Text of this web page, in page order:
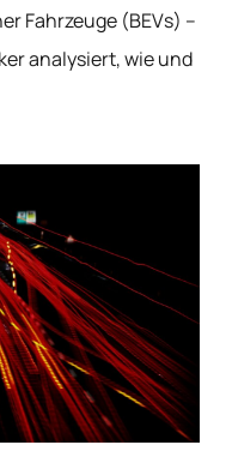
Fahrzeuge (BEVs) –
analysiert, wie und